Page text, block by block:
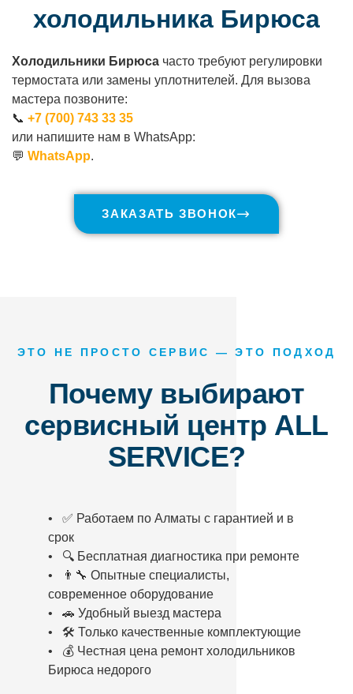
холодильника Бирюса
Холодильники Бирюса часто требуют регулировки
термостата или замены уплотнителей. Для вызова
мастера позвоните:
📞 +7 (700) 743 33 35
или напишите нам в WhatsApp:
💬 WhatsApp.
ЗАКАЗАТЬ ЗВОНОК
ЭТО НЕ ПРОСТО СЕРВИС — ЭТО ПОДХОД
Почему выбирают
сервисный центр ALL
SERVICE?
• ✅ Работаем по Алматы с гарантией и в
срок
• 🔍 Бесплатная диагностика при ремонте
• 👨‍🔧 Опытные специалисты,
современное оборудование
• 🚗 Удобный выезд мастера
• 🛠️ Только качественные комплектующие
• 💰 Честная цена ремонт холодильников
Бирюса недорого